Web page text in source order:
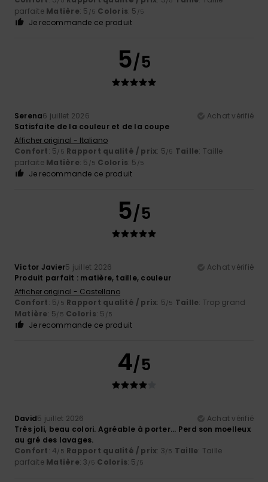
parfaite Matière: 5 /5 Coloris: 5 /5
Je recommande ce produit
5/5
Serena6 juillet 2026
Achat vérifié
Satisfaite de la couleur et de la coupe
Afficher original - Italiano
Confort: 5/5 Rapport qualité / prix: 5/5 Taille: Taille
parfaite Matière: 5 /5 Coloris: 5 /5
Je recommande ce produit
5/5
Víctor Javier5 juillet 2026
Achat vérifié
Produit parfait : matière, taille, couleur
Afficher original - Castellano
Confort: 5/5 Rapport qualité / prix: 5/5 Taille: Trop grand
Matière: 5/5 Coloris: 5 /5
Je recommande ce produit
4/5
David5 juillet 2026
Achat vérifié
Très joli, beau colori. Agréable à porter... Perd son moelleux
au gré des lavages.
Confort: 4/5 Rapport qualité / prix: 3/5 Taille: Taille
parfaite Matière: 3 /5 Coloris: 5 /5